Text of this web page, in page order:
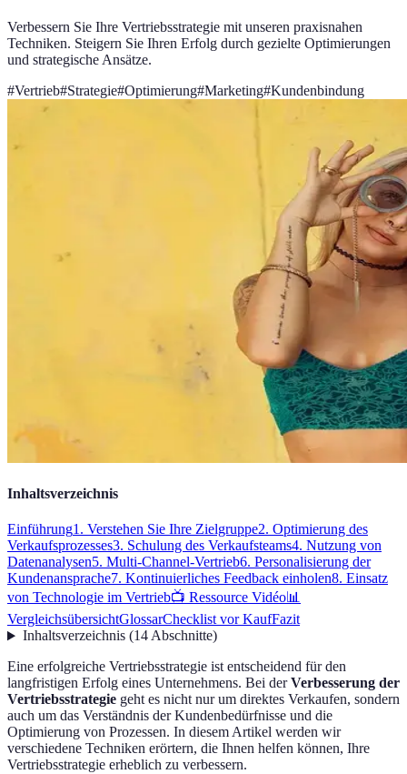
Verbessern Sie Ihre Vertriebsstrategie mit unseren praxisnahen
Techniken. Steigern Sie Ihren Erfolg durch gezielte Optimierungen
und strategische Ansätze.
#Vertrieb#Strategie#Optimierung#Marketing#Kundenbindung
Inhaltsverzeichnis
Einführung1. Verstehen Sie Ihre Zielgruppe2. Optimierung des
Verkaufsprozesses3. Schulung des Verkaufsteams4. Nutzung von
Datenanalysen5. Multi-Channel-Vertrieb6. Personalisierung der
Kundenansprache7. Kontinuierliches Feedback einholen8. Einsatz
von Technologie im Vertrieb📺 Ressource Vidéo📊
VergleichsübersichtGlossarChecklist vor KaufFazit
Inhaltsverzeichnis(14Abschnitte)
Eine erfolgreiche Vertriebsstrategie ist entscheidend für den
langfristigen Erfolg eines Unternehmens. Bei derVerbesserung der
Vertriebsstrategie geht es nicht nur um direktes Verkaufen, sondern
auch um das Verständnis der Kundenbedürfnisse und die
Optimierung von Prozessen. In diesem Artikel werden wir
verschiedene Techniken erörtern, die Ihnen helfen können, Ihre
Vertriebsstrategie erheblich zu verbessern.